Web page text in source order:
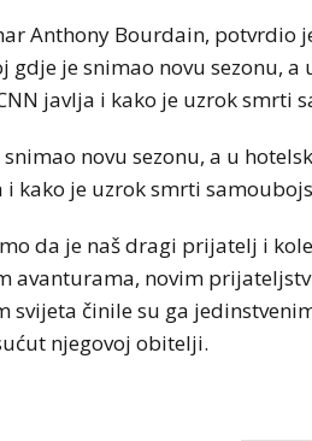
Anthony Bourdain, potvrdio
gdje je snimao novu sezonu,
javlja i kako je uzrok smrti
novu sezonu, a u
i kako je uzrok smrti
da je naš dragi prijatelj i
avanturama, novim
činile su ga
njegovoj obitelji.